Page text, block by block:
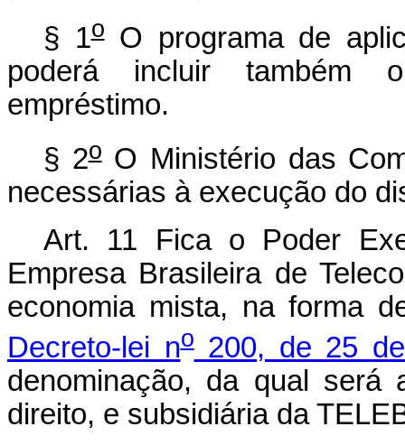
§ 1oO programa de
poderá incluir também
empréstimo.
§ 2oO Ministério das
necessárias à execução do
Art. 11 Fica o Poder
Empresa Brasileira de
economia mista, na forma
Decreto-lei no200, de 25
denominação, da qual
direito, e subsidiária da